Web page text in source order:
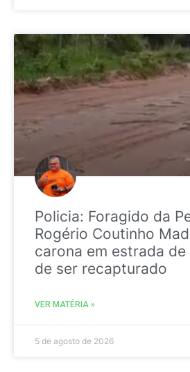
Policia: Foragido da
Rogério Coutinho
carona em estrada
de ser recapturado
VER MATÉRIA »
5 de agosto de 2026